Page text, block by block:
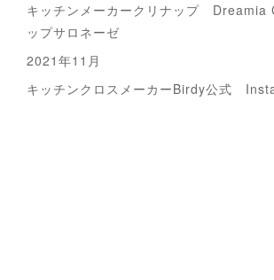
キッチンメーカークリナップ Dreamia
ップサロネーゼ
2021年11月
キッチンクロスメーカーBirdy公式